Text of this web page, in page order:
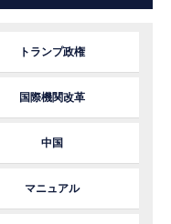
トランプ政権
国際機関改革
中国
マニュアル